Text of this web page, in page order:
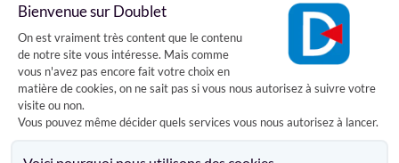
Bienvenue sur Doublet
Plateforme de Gestion du
On est vraiment très content que le contenu
de notre site vous intéresse. Mais comme
vous n'avez pas encore fait votre choix en
matière de cookies, on ne sait pas si vous nous autorisez à suivre votre
visite ou non.
Vous pouvez même décider quels services vous nous autorisez à lancer.
• Verrouillage indépendant : Chaque ventail
• Structure robuste : Acier galvanisé, poteau 200 × 200 ×
5 mm.
• Esthétique soignée : Laqué blanc pour intégration
harmonieuse en milieu urbain.